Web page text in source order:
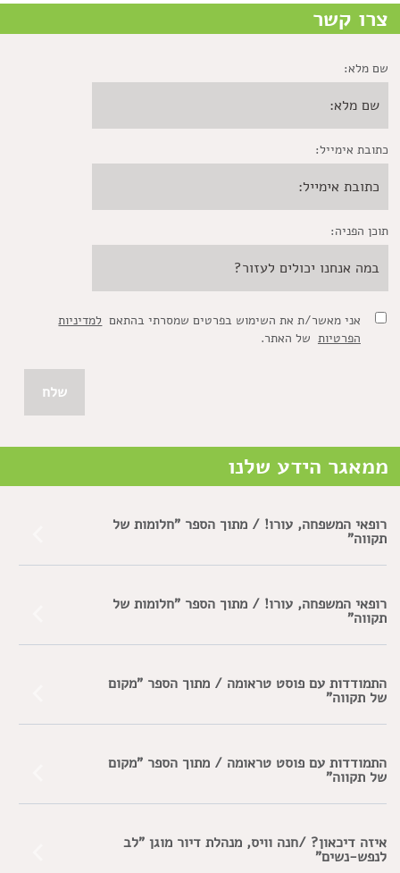
צרו קשר
שם מלא:
כתובת אימייל:
תוכן הפניה:
אני מאשר/ת את השימוש בפרטים שמסרתי בהתאם למדיניות
הפרטיותשל האתר.
ממאגר הידע שלנו
רופאי המשפחה, עורו! / מתוך הספר "חלומות של
תקווה"
רופאי המשפחה, עורו! / מתוך הספר "חלומות של
תקווה"
התמודדות עם פוסט טראומה / מתוך הספר "מקום
של תקווה"
התמודדות עם פוסט טראומה / מתוך הספר "מקום
של תקווה"
איזה דיכאון? /חנה וויס, מנהלת דיור מוגן "לב
לנפש-נשים"